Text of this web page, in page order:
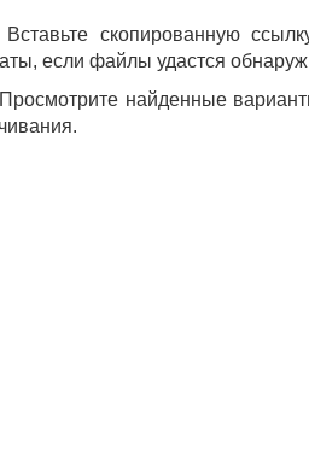
Вставьте скопированную
если файлы удастся
найденные